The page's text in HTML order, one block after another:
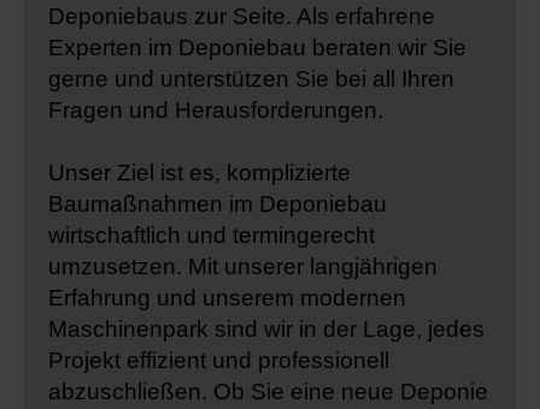
Deponiebaus zur Seite. Als erfahrene
Experten im Deponiebau beraten wir Sie
gerne und unterstützen Sie bei all Ihren
Fragen und Herausforderungen.
Unser Ziel ist es, komplizierte
Baumaßnahmen im Deponiebau
wirtschaftlich und termingerecht
umzusetzen. Mit unserer langjährigen
Erfahrung und unserem modernen
Maschinenpark sind wir in der Lage, jedes
Projekt effizient und professionell
abzuschließen. Ob Sie eine neue Deponie